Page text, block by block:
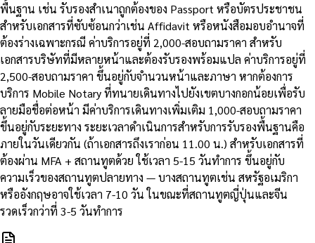
พื้นฐาน เช่น รับรองสำเนาถูกต้องของ Passport หรือบัตรประชาชน
สำหรับเอกสารที่ซับซ้อนกว่าเช่น Affidavit หรือหนังสือมอบอำนาจที่
ต้องร่างเฉพาะกรณี ค่าบริการอยู่ที่ 2,000-สอบถามราคา สำหรับ
เอกสารบริษัทที่มีหลายหน้าและต้องรับรองพร้อมแปล ค่าบริการอยู่ที่
2,500-สอบถามราคา ขึ้นอยู่กับจำนวนหน้าและภาษา หากต้องการ
บริการ Mobile Notary ที่ทนายเดินทางไปยังเขตบางกอกน้อยเพื่อรับ
ลายมือชื่อต่อหน้า มีค่าบริการเดินทางเพิ่มเติม 1,000-สอบถามราคา
ขึ้นอยู่กับระยะทาง ระยะเวลาดำเนินการสำหรับการรับรองพื้นฐานคือ
ภายในวันเดียวกัน (ถ้าเอกสารถึงเราก่อน 11.00 น.) สำหรับเอกสารที่
ต้องผ่าน MFA + สถานทูตด้วย ใช้เวลา 5-15 วันทำการ ขึ้นอยู่กับ
ความเร็วของสถานทูตปลายทาง — บางสถานทูตเช่น สหรัฐอเมริกา
หรืออังกฤษอาจใช้เวลา 7-10 วัน ในขณะที่สถานทูตญี่ปุ่นและจีน
รวดเร็วกว่าที่ 3-5 วันทำการ